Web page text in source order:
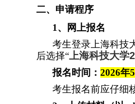
二、申请程序
1 、网上报名
考生登录上海科技
后选择“上海科技大学
报名时间： 2026年5
考生报名前应仔细